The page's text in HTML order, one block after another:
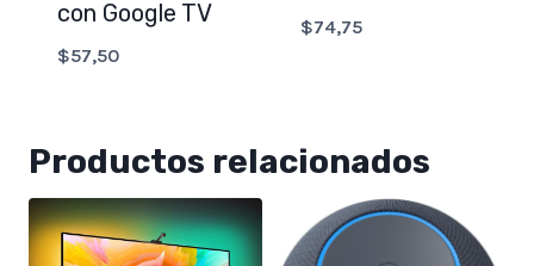
con Google TV
$57,50
$74,75
Productos relacionados